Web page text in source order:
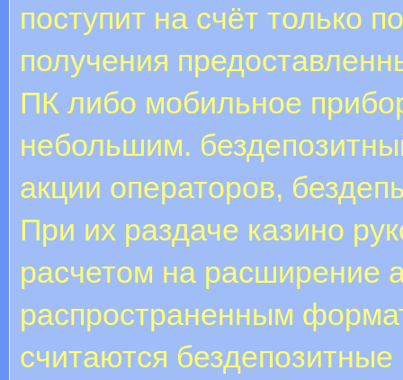
поступит на счёт только
получения
ПК либо мобильное
небольшим.
акции операторов,
При их раздаче казино
расчетом на расширение
распространенным
считаются